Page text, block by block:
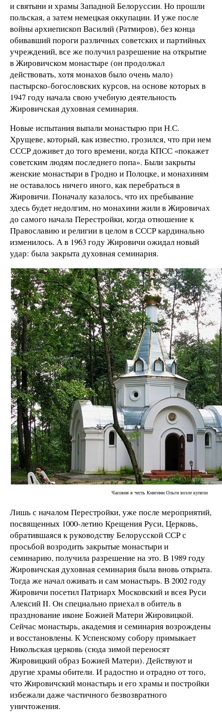
и святыни и храмы Западной Белоруссии. Но прошли
польская, а затем немецкая оккупации. И уже после
войны архиепископ Василий (Ратмиров), без конца
обивавший пороги различных советских и партийных
учреждений, все же получил разрешение на открытие
в Жировичском монастыре (он продолжал
действовать, хотя монахов было очень мало)
пастырско-богословских курсов, на основе которых в
1947 году начала свою учебную деятельность
Жировичская духовная семинария.
Новые испытания выпали монастырю при Н.С.
Хрущеве, который, как известно, грозился, что при нем
СССР доживет до того времени, когда КПСС «покажет
советским людям последнего попа». Были закрыты
женские монастыри в Гродно и Полоцке, и монахиням
не оставалось ничего иного, как перебраться в
Жировичи. Поначалу казалось, что их пребывание
здесь будет недолгим, но монахини жили в Жировичах
до самого начала Перестройки, когда отношение к
Православию и религии в целом в СССР кардинально
изменилось. А в 1963 году Жировичи ожидал новый
удар: была закрыта духовная семинария.
Часовня в честь Княгини Ольги возле купели
Лишь с началом Перестройки, уже после мероприятий,
посвященных 1000-летию Крещения Руси, Церковь,
обратившаяся к руководству Белорусской ССР с
просьбой возродить закрытые монастыри и
семинарию, получила разрешение на это. В 1989 году
Жировичская духовная семинария была вновь открыта.
Тогда же начал оживать и сам монастырь. В 2002 году
Жировичи посетил Патриарх Московский и всея Руси
Алексий II. Он специально приехал в обитель в
празднование иконе Божией Матери Жировицкой.
Сейчас монастырь, академия и семинария возрождены
и восстановлены. К Успенскому собору примыкает
Никольская церковь (сюда зимой переносят
Жировицкий образ Божией Матери). Действуют и
другие храмы обители. И радостно и отрадно от того,
что Жировичский монастырь и его храмы и постройки
избежали даже частичного безвозвратного
уничтожения.